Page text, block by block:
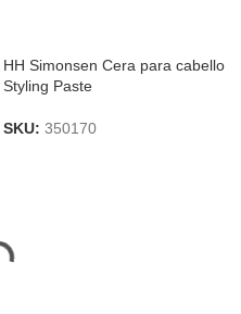
HH Simonsen Cera para cabello
Styling Paste
SKU: 350170